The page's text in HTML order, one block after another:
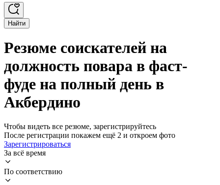
Найти
Резюме соискателей на
должность повара в фаст-
фуде на полный день в
Акбердино
Чтобы видеть все резюме, зарегистрируйтесь
После регистрации покажем ещё 2 и откроем фото
Зарегистрироваться
За всё время
По соответствию